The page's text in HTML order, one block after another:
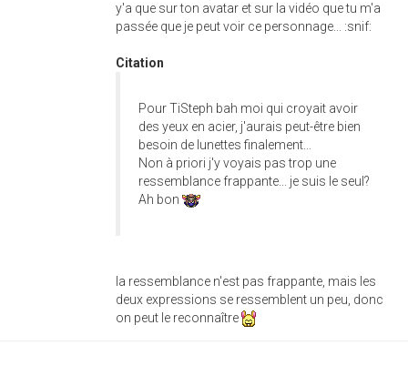
y'a que sur ton avatar et sur la vidéo que tu m'a
passée que je peut voir ce personnage... :snif:
Citation
Pour TiSteph bah moi qui croyait avoir
des yeux en acier, j'aurais peut-être bien
besoin de lunettes finalement...
Non à priori j'y voyais pas trop une
ressemblance frappante... je suis le seul?
Ah bon
la ressemblance n'est pas frappante, mais les
deux expressions se ressemblent un peu, donc
on peut le reconnaître